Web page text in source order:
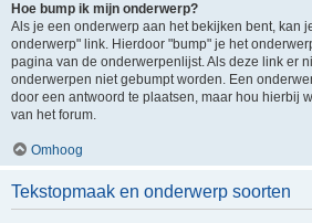
Hoe bump ik mijn onderwerp?
Als je een onderwerp aan het bekijken bent, kan
onderwerp" link. Hierdoor "bump" je het
pagina van de onderwerpenlijst. Als deze link er
onderwerpen niet gebumpt worden. Een
door een antwoord te plaatsen, maar hou hierbij
van het forum.
Omhoog
Tekstopmaak en onderwerp soorten